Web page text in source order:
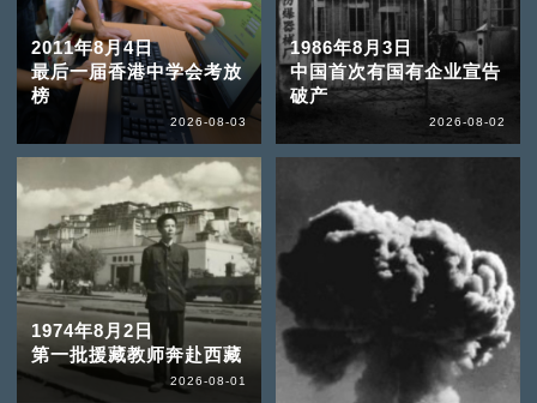
2011年8月4日
最后一届香港中学会考放
榜
2026-08-03
1986年8月3日
中国首次有国有企业宣告
破产
2026-08-02
1974年8月2日
第一批援藏教师奔赴西藏
2026-08-01